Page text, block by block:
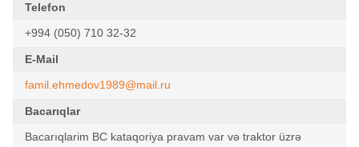
Telefon
+994 (050) 710 32-32
E-Mail
famil.ehmedov1989@mail.ru
Bacarıqlar
Bacarıqlarim BC kataqoriya pravam var və traktor üzrə